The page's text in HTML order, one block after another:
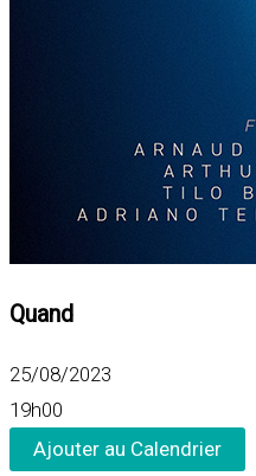
Quand
25/08/2023
19h00
Ajouter au Calendrier